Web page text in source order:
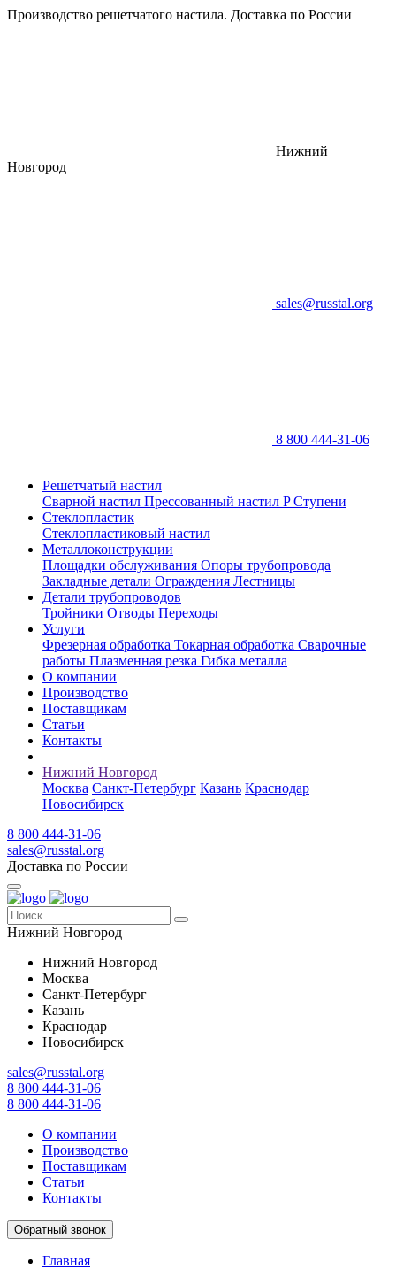
Производство решетчатого настила. Доставка по России
Нижний
Новгород
sales@russtal.org
8 800 444-31-06
Решетчатый настил
Сварной настил Прессованный настил PСтупени
Стеклопластик
Стеклопластиковый настил
Металлоконструкции
Площадки обслуживания Опоры трубопровода
Закладные детали Ограждения Лестницы
Детали трубопроводов
Тройники Отводы Переходы
Услуги
Фрезерная обработка Токарная обработка Сварочные
работы Плазменная резка Гибка металла
О компании
Производство
Поставщикам
Статьи
Контакты
Нижний Новгород
Москва Санкт-Петербург Казань Краснодар
Новосибирск
8 800 444-31-06
sales@russtal.org
Доставка по России
Нижний Новгород
Нижний Новгород
Москва
Санкт-Петербург
Казань
Краснодар
Новосибирск
sales@russtal.org
8 800 444-31-06
8 800 444-31-06
О компании
Производство
Поставщикам
Статьи
Контакты
Обратный звонок
Главная